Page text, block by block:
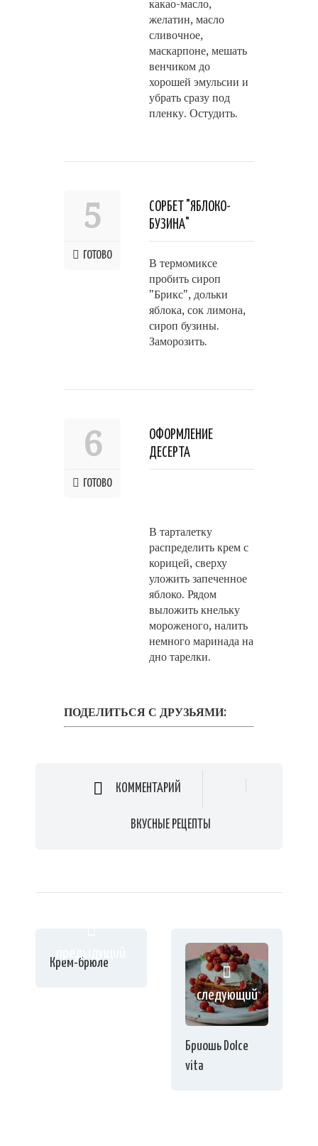
какао-масло,
желатин, масло
сливочное,
маскарпоне, мешать
венчиком до
хорошей эмульсии и
убрать сразу под
пленку. Остудить.
5
ГОТОВО
СОРБЕТ "ЯБЛОКО-
БУЗИНА"
В термомиксе
пробить сироп
"Брикс", дольки
яблока, сок лимона,
сироп бузины.
Заморозить.
6
ГОТОВО
ОФОРМЛЕНИЕ
ДЕСЕРТА
В тарталетку
распределить крем с
корицей, сверху
уложить запеченное
яблоко. Рядом
выложить кнельку
мороженого, налить
немного маринада на
дно тарелки.
ПОДЕЛИТЬСЯ С ДРУЗЬЯМИ:
КОММЕНТАРИЙ
ВКУСНЫЕ РЕЦЕПТЫ
предыдущий
Крем-брюле
следующий
Бриошь Dolce
vita